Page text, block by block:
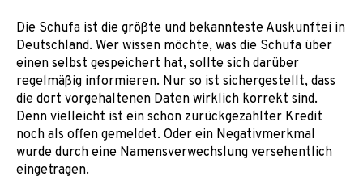
Die Schufa ist die größte und bekannteste Auskunftei in
Deutschland. Wer wissen möchte, was die Schufa über
einen selbst gespeichert hat, sollte sich darüber
regelmäßig informieren. Nur so ist sichergestellt, dass
die dort vorgehaltenen Daten wirklich korrekt sind.
Denn vielleicht ist ein schon zurückgezahlter Kredit
noch als offen gemeldet. Oder ein Negativmerkmal
wurde durch eine Namensverwechslung versehentlich
eingetragen.